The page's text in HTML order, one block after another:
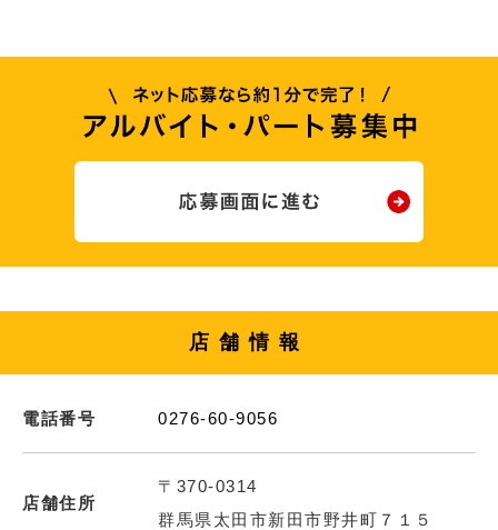
店舗情報
電話番号 0276-60-9056
店舗住所
〒370-0314
群馬県太田市新田市野井町７１５